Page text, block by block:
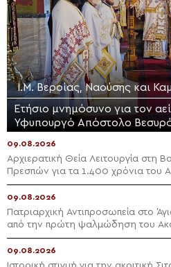
Ι.Μ. Βεροίας, Ναούσης και
Ετήσιο μνημόσυνο για τον
Υφυπουργό Απόστολο
09.08.2026
Αρχιερατική Θεία Λειτουργία στη
Πρεσπών για τα 1.400 χρόνια του
09.08.2026
Πατριαρχική Αντιπροσωπεία στο
από την πρώτη ψαλμώδηση του
09.08.2026